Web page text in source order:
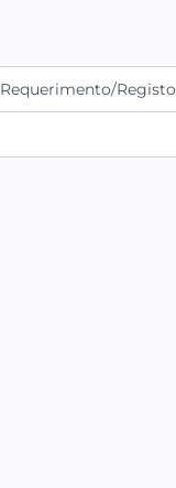
Requerimento/Registo